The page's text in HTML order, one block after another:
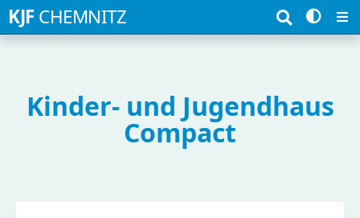
KJF CHEMNITZ Suchbegriffe
Kinder- und Jugendhaus
Compact